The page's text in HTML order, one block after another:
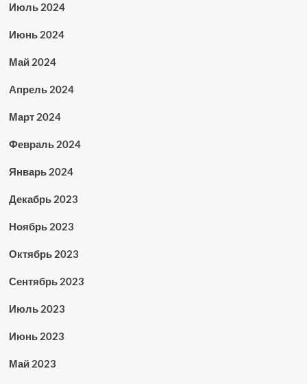
Июль 2024
Июнь 2024
Май 2024
Апрель 2024
Март 2024
Февраль 2024
Январь 2024
Декабрь 2023
Ноябрь 2023
Октябрь 2023
Сентябрь 2023
Июль 2023
Июнь 2023
Май 2023